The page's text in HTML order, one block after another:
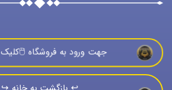
جهت ورود به فروشگاه 🖱️كليک‌نماييد🖱️